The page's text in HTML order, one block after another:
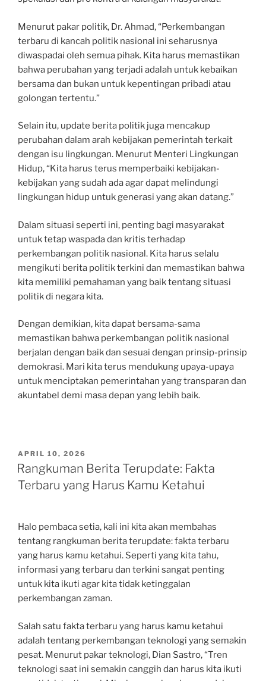
Menurut pakar politik, Dr. Ahmad, “Perkembangan
terbaru di kancah politik nasional ini seharusnya
diwaspadai oleh semua pihak. Kita harus memastikan
bahwa perubahan yang terjadi adalah untuk kebaikan
bersama dan bukan untuk kepentingan pribadi atau
golongan tertentu.”
Selain itu, update berita politik juga mencakup
perubahan dalam arah kebijakan pemerintah terkait
dengan isu lingkungan. Menurut Menteri Lingkungan
Hidup, “Kita harus terus memperbaiki kebijakan-
kebijakan yang sudah ada agar dapat melindungi
lingkungan hidup untuk generasi yang akan datang.”
Dalam situasi seperti ini, penting bagi masyarakat
untuk tetap waspada dan kritis terhadap
perkembangan politik nasional. Kita harus selalu
mengikuti berita politik terkini dan memastikan bahwa
kita memiliki pemahaman yang baik tentang situasi
politik di negara kita.
Dengan demikian, kita dapat bersama-sama
memastikan bahwa perkembangan politik nasional
berjalan dengan baik dan sesuai dengan prinsip-prinsip
demokrasi. Mari kita terus mendukung upaya-upaya
untuk menciptakan pemerintahan yang transparan dan
akuntabel demi masa depan yang lebih baik.
POSTED
ON
APRIL 10, 2026
Rangkuman Berita Terupdate: Fakta
Terbaru yang Harus Kamu Ketahui
Halo pembaca setia, kali ini kita akan membahas
tentang rangkuman berita terupdate: fakta terbaru
yang harus kamu ketahui. Seperti yang kita tahu,
informasi yang terbaru dan terkini sangat penting
untuk kita ikuti agar kita tidak ketinggalan
perkembangan zaman.
Salah satu fakta terbaru yang harus kamu ketahui
adalah tentang perkembangan teknologi yang semakin
pesat. Menurut pakar teknologi, Dian Sastro, “Tren
teknologi saat ini semakin canggih dan harus kita ikuti